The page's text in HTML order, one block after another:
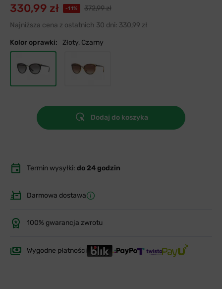
330,99 zł -11%
372,99 zł
Najniższa cena z ostatnich 30 dni: 330,99 zł
Kolor oprawki: Złoty, Czarny
Dodaj do koszyka
Termin wysyłki: do 24 godzin
Darmowa dostawa
100% gwarancja zwrotu
Wygodne płatności